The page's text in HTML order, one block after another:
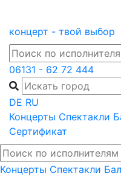
content
концерт - твой выбор
06131 - 62 72 444
DE RU
Концерты Спектакли
Сертификат
Концерты Спектакли